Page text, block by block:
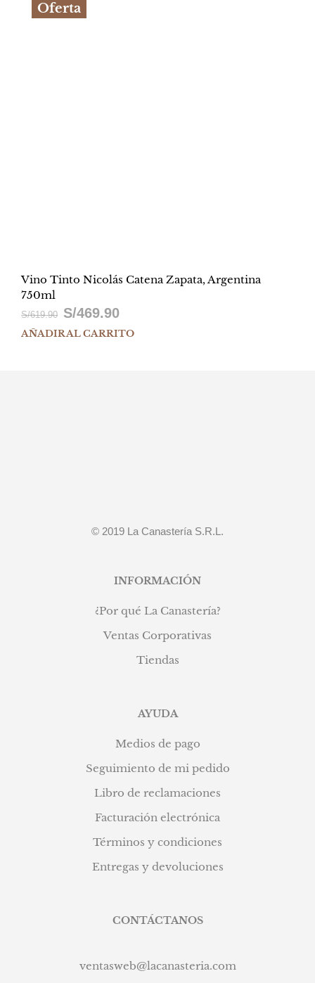
era:
Oferta
Vino Tinto Nicolás Catena Zapata, Argentina
750ml
S/619.90 El
precio
S/469.90El
precio
AÑADIR AL CARRITO
© 2019 La Canastería S.R.L.
INFORMACIÓN
¿Por qué La Canastería?
Ventas Corporativas
Tiendas
AYUDA
Medios de pago
Seguimiento de mi pedido
Libro de reclamaciones
Facturación electrónica
Términos y condiciones
Entregas y devoluciones
CONTÁCTANOS
ventasweb@lacanasteria.com